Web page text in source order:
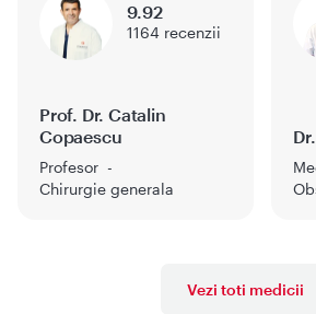
Prof. Dr. Catalin
Copaescu
Profesor
Chirurgie generala
9.92
1164 recenzii
Vezi toti medicii